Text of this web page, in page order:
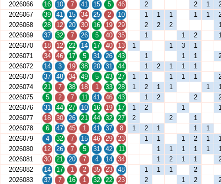
2026066
16 10 7 41 15 5 46 2 2 1
2026067
39 41 15 34 25 2 10 1 1 1 1 1
2026068
28 12 20 30 16 19 29 2 2 2
2026069
37 32 7 26 5 40 35 1 1 2
2026070
18 12 22 14 17 40 13 1 1 3
1
2026071
34 46 17 5 31 26 43 1 1 1
2026072
14 3 19 38 20 31 44 1 2 1 1
1
2026073
37 48 34 49 5 43 27 1 1 1 1 1
2026074
21 7 38 18 1 33 28 1 2 1 1 1
2026075
5 2 7 11 41 46 43 1 2 2
2026076
31 44 27 10 16 19 17 1 2 1
2026077
18 30 26 21 44 32 27 2 2
1
2026078
6 47 45 1 41 37 8 1 2 1 1
1
2026079
4 32 7 15 46 29 23 1 1 1 2 1
2026080
12 26 7 5 31 42 11 1 1 1 1 1
2026081
30 21 20 7 4 14 34 1 2 1 1
2026082
14 17 1 2 35 23 48 1 1 1
2
2026083
37 7 16 1 32 22 23 2 1 2